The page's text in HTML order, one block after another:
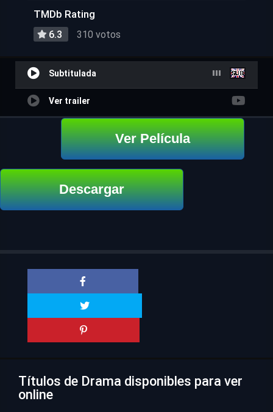
TMDb Rating
6.3 310 votos
Subtitulada
Ver trailer
Ver Película
Descargar
Títulos de Drama disponibles para ver
online